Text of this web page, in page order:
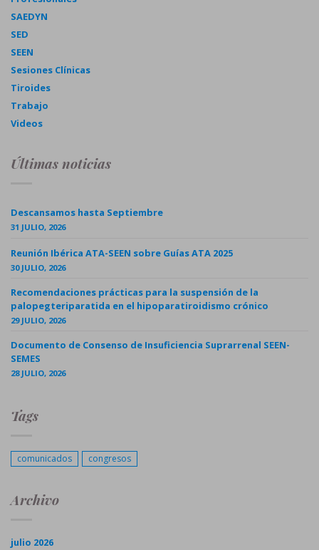
SAEDYN
SED
SEEN
Sesiones Clínicas
Tiroides
Trabajo
Videos
Últimas noticias
Descansamos hasta Septiembre
31 JULIO, 2026
Reunión Ibérica ATA-SEEN sobre Guías ATA 2025
30 JULIO, 2026
Recomendaciones prácticas para la suspensión de la
palopegteriparatida en el hipoparatiroidismo crónico
29 JULIO, 2026
Documento de Consenso de Insuficiencia Suprarrenal SEEN-
SEMES
28 JULIO, 2026
Tags
comunicados congresos
Archivo
julio 2026